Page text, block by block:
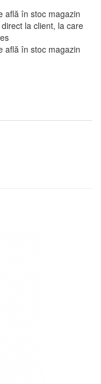
află în stoc magazin
la client, la care
află în stoc magazin